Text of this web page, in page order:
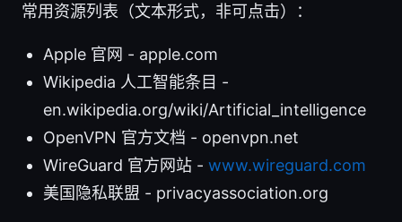
常用资源列表（文本形式，非可点击）：
Apple 官网 - apple.com
Wikipedia 人工智能条目 -
en.wikipedia.org/wiki/Artificial_intelligence
OpenVPN 官方文档 - openvpn.net
WireGuard 官方网站 - www.wireguard.com
美国隐私联盟 - privacyassociation.org